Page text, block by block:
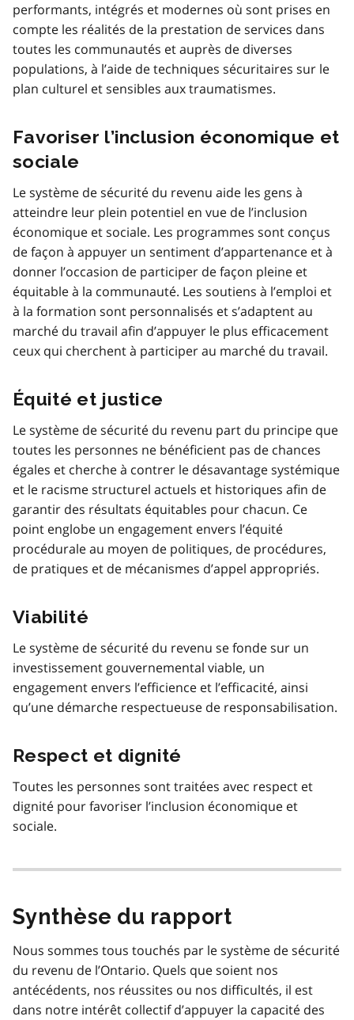
performants, intégrés et modernes où sont prises en
compte les réalités de la prestation de services dans
toutes les communautés et auprès de diverses
populations, à l’aide de techniques sécuritaires sur le
plan culturel et sensibles aux traumatismes.
Favoriser l’inclusion économique et
sociale
Le système de sécurité du revenu aide les gens à
atteindre leur plein potentiel en vue de l’inclusion
économique et sociale. Les programmes sont conçus
de façon à appuyer un sentiment d’appartenance et à
donner l’occasion de participer de façon pleine et
équitable à la communauté. Les soutiens à l’emploi et
à la formation sont personnalisés et s’adaptent au
marché du travail afin d’appuyer le plus efficacement
ceux qui cherchent à participer au marché du travail.
Équité et justice
Le système de sécurité du revenu part du principe que
toutes les personnes ne bénéficient pas de chances
égales et cherche à contrer le désavantage systémique
et le racisme structurel actuels et historiques afin de
garantir des résultats équitables pour chacun. Ce
point englobe un engagement envers l’équité
procédurale au moyen de politiques, de procédures,
de pratiques et de mécanismes d’appel appropriés.
Viabilité
Le système de sécurité du revenu se fonde sur un
investissement gouvernemental viable, un
engagement envers l’efficience et l’efficacité, ainsi
qu’une démarche respectueuse de responsabilisation.
Respect et dignité
Toutes les personnes sont traitées avec respect et
dignité pour favoriser l’inclusion économique et
sociale.
Synthèse du rapport
Nous sommes tous touchés par le système de sécurité
du revenu de l’Ontario. Quels que soient nos
antécédents, nos réussites ou nos difficultés, il est
dans notre intérêt collectif d’appuyer la capacité des